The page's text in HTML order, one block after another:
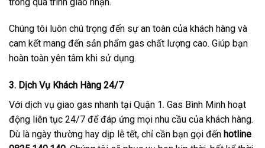
Chúng tôi luôn chú trọng đến sự an toàn của khách hàng và
cam kết mang đến sản phẩm gas chất lượng cao. Giúp bạn
hoàn toàn yên tâm khi sử dụng.
3. Dịch Vụ Khách Hàng 24/7
Với dịch vụ giao gas nhanh tại Quận 1. Gas Bình Minh hoạt
động liên tục 24/7 để đáp ứng mọi nhu cầu của khách hàng.
Dù là ngày thường hay dịp lễ tết, chỉ cần bạn gọi đến hotline